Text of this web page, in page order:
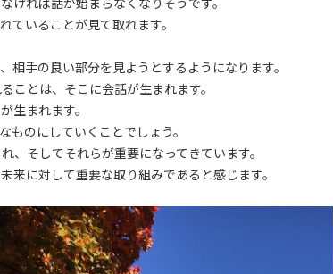
ていることが見て取れます。
手の良い部分を見ようとするようになります。
ことは、そこに会話が生まれます。
生まれます。
のにしていくことでしょう。
そしてそれらが重要になってきています。
に対して重要な取り組みであると感じます。